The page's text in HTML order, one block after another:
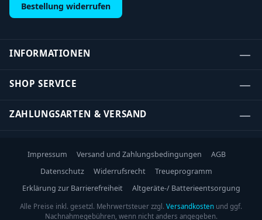
Bestellung widerrufen
INFORMATIONEN
SHOP SERVICE
ZAHLUNGSARTEN & VERSAND
Impressum Versand und Zahlungsbedingungen
AGB
Datenschutz
Widerrufsrecht
Treueprogramm
Erklärung zur Barrierefreiheit
Altgeräte-/ Batterieentsorgung
Alle Preise inkl. gesetzl. Mehrwertsteuer zzgl. Versandkosten und ggf.
Nachnahmegebühren, wenn nicht anders angegeben.